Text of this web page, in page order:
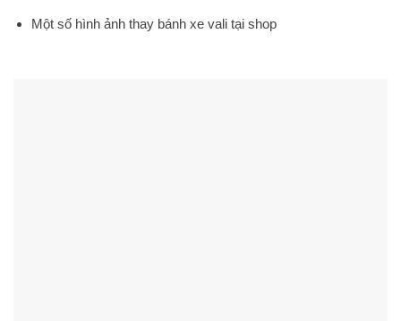
Một số hình ảnh thay bánh xe vali tại shop